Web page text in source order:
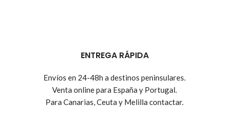
ENTREGA RÁPIDA
Envíos en 24-48h a destinos peninsulares.
Venta online para España y Portugal.
Para Canarias, Ceuta y Melilla contactar.